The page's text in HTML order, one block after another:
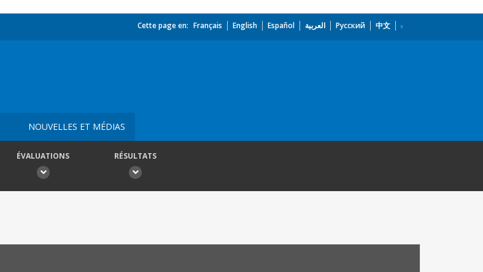
Cette page en: Français English Español العربية Русский 中文
NOUVELLES ET MÉDIAS
ÉVALUATIONS RÉSULTATS